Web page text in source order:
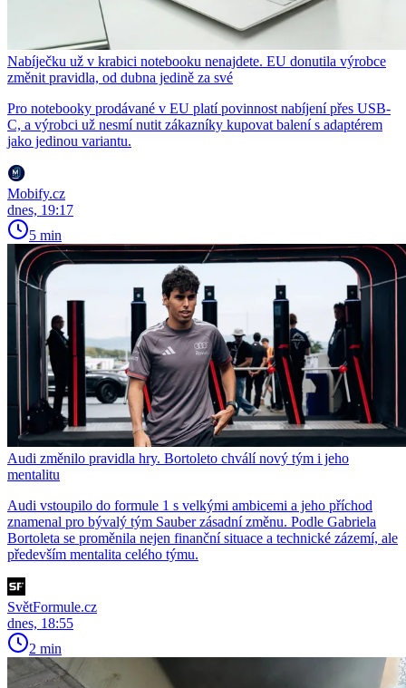
Nabíječku už v krabici notebooku nenajdete. EU donutila výrobce
změnit pravidla, od dubna jedině za své
Pro notebooky prodávané v EU platí povinnost nabíjení přes USB-
C, a výrobci už nesmí nutit zákazníky kupovat balení s adaptérem
jako jedinou variantu.
Mobify.cz
dnes, 19:17
5 min
Audi změnilo pravidla hry. Bortoleto chválí nový tým i jeho
mentalitu
Audi vstoupilo do formule 1 s velkými ambicemi a jeho příchod
znamenal pro bývalý tým Sauber zásadní změnu. Podle Gabriela
Bortoleta se proměnila nejen finanční situace a technické zázemí, ale
především mentalita celého týmu.
SvětFormule.cz
dnes, 18:55
2 min